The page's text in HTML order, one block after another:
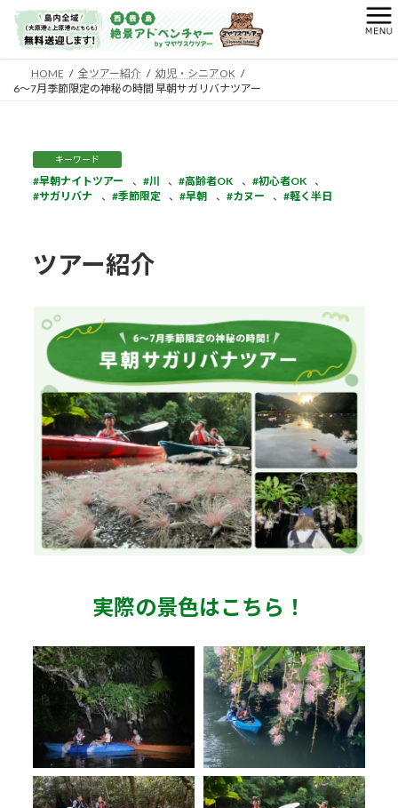
HOME 全ツアー紹介
幼児・シニアOK
6～7月季節限定の神秘の時間 早朝サガリバナツアー
キーワード
早朝ナイトツアー 、 川 、 高齢者OK 、 初心者OK
、
サガリバナ
、 季節限定 、 早朝 、 カヌー 、 軽く半日
ツアー紹介
実際の景色はこちら！